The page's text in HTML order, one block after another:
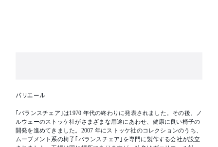
バリエール
｢バランスチェア｣は1970 年代の終わりに発表されました。その後、ノ
ルウェーのストッケ社がさまざまな用途にあわせ、健康に良い椅子の
開発を進めてきました。2007 年にストッケ社のコレクションのうち、
ムーブメント系の椅子｢バランスチェア｣を専門に製作する会社が設立